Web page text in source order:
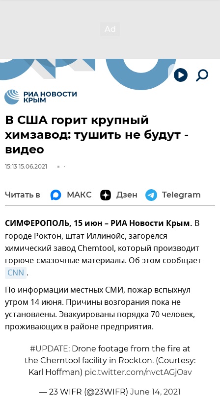
В США горит крупный
химзавод: тушить не будут -
видео
15:13 15.06.2021
Читать в МАКС Дзен Telegram
СИМФЕРОПОЛЬ, 15 июн – РИА Новости Крым. В
городе Роктон, штат Иллинойс, загорелся
химический завод Chemtool, который производит
горюче-смазочные материалы. Об этом сообщает
CNN .
По информации местных СМИ, пожар вспыхнул
утром 14 июня. Причины возгорания пока не
установлены. Эвакуированы порядка 70 человек,
проживающих в районе предприятия.
#UPDATE: Drone footage from the fire at
the Chemtool facility in Rockton. (Courtesy:
Karl Hoffman) pic.twitter.com/nvctAGjOav
— 23 WIFR (@23WIFR) June 14, 2021